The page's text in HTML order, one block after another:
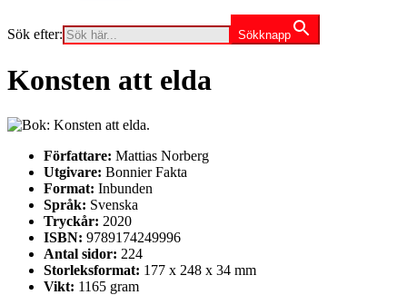
Sök efter: Sökknapp
Konsten att elda
Författare: Mattias Norberg
Utgivare: Bonnier Fakta
Format: Inbunden
Språk: Svenska
Tryckår: 2020
ISBN: 9789174249996
Antal sidor: 224
Storleksformat: 177 x 248 x 34 mm
Vikt: 1165 gram